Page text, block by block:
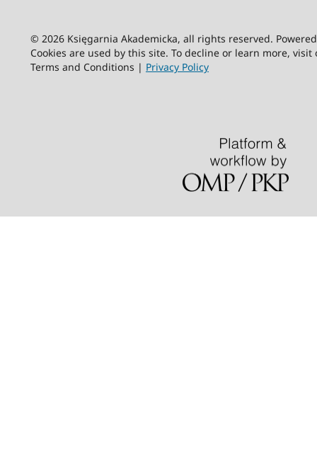
© 2026 Księgarnia Akademicka, all rights reserved.
Cookies are used by this site. To decline or learn more,
Terms and Conditions | Privacy Policy